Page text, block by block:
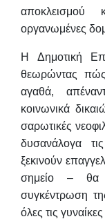
οργανωμένες
Η Δημοτική
θεωρώντας
αγαθά,
κοινωνικά
σαρωτικές
δυσανάλογα
ξεκινούν
σημείο – θα
συγκέντρωση
όλες τις